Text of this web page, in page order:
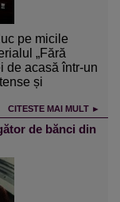
pe micile
„Fără
de acasă într-un
și
CITESTE MAI MULT ►
de bănci din